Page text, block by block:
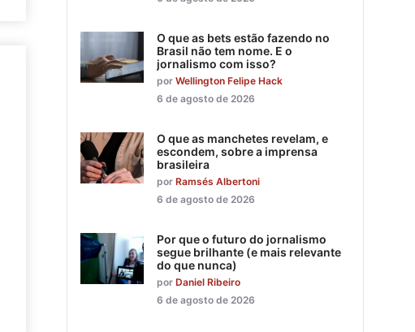
O que as bets estão fazendo no
Brasil não tem nome. E o
jornalismo com isso?
por Wellington Felipe Hack
6 de agosto de 2026
O que as manchetes revelam, e
escondem, sobre a imprensa
brasileira
por Ramsés Albertoni
6 de agosto de 2026
Por que o futuro do jornalismo
segue brilhante (e mais relevante
do que nunca)
por Daniel Ribeiro
6 de agosto de 2026